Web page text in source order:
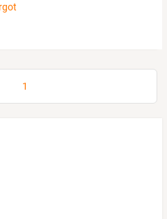
1